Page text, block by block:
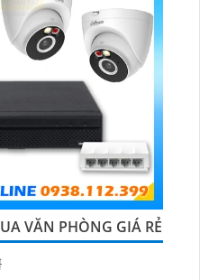
VĂN PHÒNG GIÁ RẺ